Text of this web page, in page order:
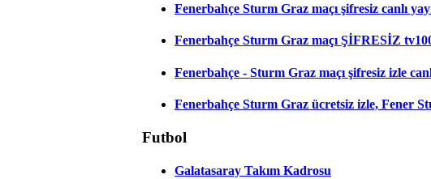
Fenerbahçe Sturm Graz maçı şifresiz canlı
Fenerbahçe Sturm Graz maçı ŞİFRESİZ
Fenerbahçe - Sturm Graz maçı şifresiz izle
Fenerbahçe Sturm Graz ücretsiz izle, Fener
Futbol
Galatasaray Takım Kadrosu